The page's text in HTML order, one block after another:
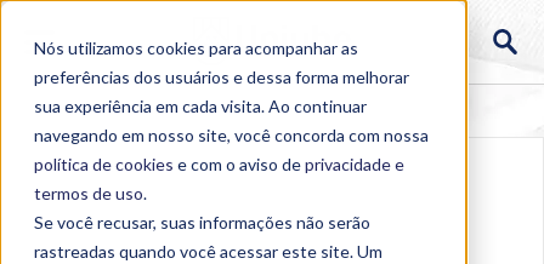
Nós utilizamos cookies para acompanhar as
preferências dos usuários e dessa forma melhorar
sua experiência em cada visita. Ao continuar
navegando em nosso site, você concorda com nossa
política de cookies e com o aviso deprivacidade e
termos de uso.
Se você recusar, suas informações não serão
rastreadas quando você acessar este site. Um